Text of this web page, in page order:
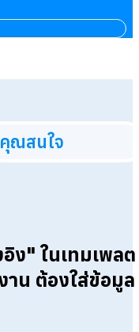
ณสนใจ
ง" ในเทมเพลต
าน ต้องใส่ข้อมูล